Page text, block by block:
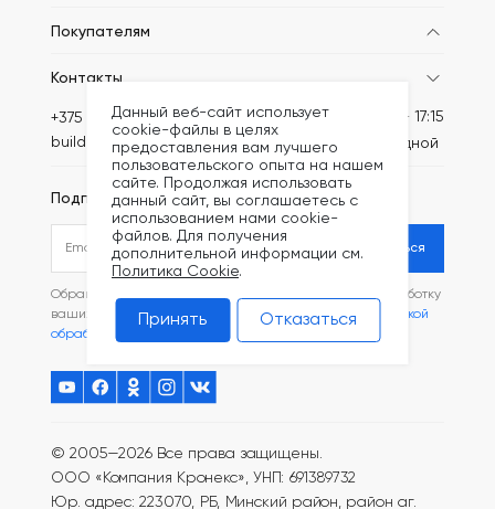
Покупателям
Контакты
+375 (44) 789-64-46
build@kronex-company.by
Пн-Пт: 8:30 - 17:15
Сб-вс: выходной
Подписаться на рассылку
Подписаться
Обращаясь в наш магазин, вы даете согласие на обработку
ваших
персональных данных и соглашаетесь с
Политикой
обработки файлов Cookie
© 2005—2026 Все права защищены.
ООО «Компания Кронекс», УНП: 691389732
Юр. адрес: 223070, РБ, Минский район, район аг.
Данный веб-сайт использует
cookie-файлы в целях
предоставления вам лучшего
пользовательского опыта на нашем
сайте. Продолжая использовать
данный сайт, вы соглашаетесь с
использованием нами cookie-
файлов. Для получения
дополнительной информации см.
Политика Cookie.
Принять Отказаться